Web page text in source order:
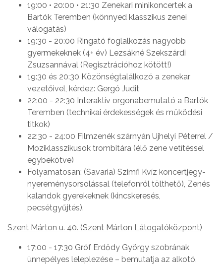
19:00 • 20:00 • 21:30 Zenekari minikoncertek a
Bartók Teremben (könnyed klasszikus zenei
válogatás)
19:30 - 20:00 Ringató foglalkozás nagyobb
gyermekeknek (4+ év) Lezsákné Szekszárdi
Zsuzsannával (Regisztrációhoz kötött!)
19:30 és 20:30 Közönségtalálkozó a zenekar
vezetőivel, kérdez: Gergó Judit
22:00 - 22:30 Interaktív orgonabemutató a Bartók
Teremben (technikai érdekességek és működési
titkok)
22:30 - 24:00 Filmzenék szárnyán Ujhelyi Péterrel /
Moziklasszikusok trombitára (élő zene vetítéssel
egybekötve)
Folyamatosan: (Savaria) Szimfi Kvíz koncertjegy-
nyereménysorsolással (telefonról tölthető), Zenés
kalandok gyerekeknek (kincskeresés,
pecsétgyűjtés).
Szent Márton u. 40. (Szent Márton Látogatóközpont)
17:00 - 17:30 Gróf Erdődy György szobrának
ünnepélyes leleplezése – bemutatja az alkotó,